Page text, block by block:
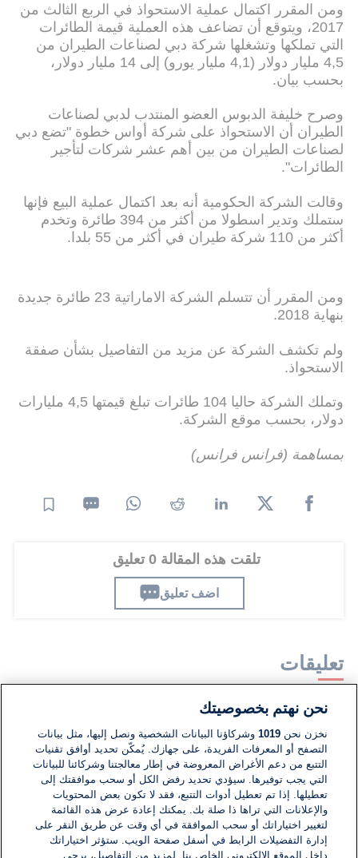
ومن المقرر اكتمال عملية الاستحواذ في الربع الثالث من
2017، ويتوقع أن تضاعف هذه العملية قيمة الطائرات
التي تملكها وتشغلها شركة دبي لصناعات الطيران من
4,5 مليار دولار (4,1 مليار يورو) إلى 14 مليار دولار،
بحسب بيان.
وصرح خليفة الدبوس العضو المنتدب لدبي لصناعات
الطيران أن الاستحواذ على شركة أواس خطوة "تضع دبي
لصناعات الطيران من بين أهم عشر شركات لتأجير
الطائرات".
وقالت الشركة الحكومية أنه بعد اكتمال عملية البيع فإنها
ستملك وتدير اسطولا من أكثر من 394 طائرة وتخدم
أكثر من 110 شركة طيران في أكثر من 55 بلدا.
ومن المقرر أن تتسلم الشركة الاماراتية 23 طائرة جديدة
بنهاية 2018.
ولم تكشف الشركة عن مزيد من التفاصيل بشأن صفقة
الاستحواذ.
وتملك الشركة حاليا 104 طائرات تبلغ قيمتها 4,5 مليارات
دولار، بحسب موقع الشركة.
بمساهمة (فرانس فرانس)
تلقت هذه المقالة 0 تعليق
اضف تعليق
تعليقات
لا توجد تعليقات مكتوبة حتى الآن. كن الأول!
اكتب تعليقًا جديدًا ...
نحن نهتم بخصوصيتك
نخزن نحن1019 وشركاؤنا البيانات الشخصية ونصل إليها، مثل بيانات
التصفح أو المعرفات الفريدة، على جهازك. يُمكّن تحديد أوافق تقنيات
التتبع من دعم الأغراض المعروضة في إطار معالجتنا وشركائنا للبيانات
التي يجب توفيرها. سيؤدي تحديد رفض الكل أو سحب موافقتك إلى
تعطيلها. إذا تم تعطيل أدوات التتبع، فقد لا تكون بعض المحتويات
والإعلانات التي تراها ذا صلة بك. يمكنك إعادة عرض هذه القائمة
لتغيير اختياراتك أو سحب الموافقة في أي وقت عن طريق النقر على
إدارة التفضيلات الرابط في أسفل صفحة الويب. ستؤثر اختياراتك
داخل الموقع الإلكتروني الخاص بنا. لمزيد من التفاصيل، يرجى